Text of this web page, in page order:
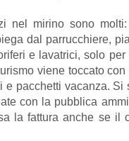
nel mirino sono
dal parrucchiere,
e lavatrici, solo
viene toccato
e pacchetti vacanza.
con la pubblica
la fattura anche se il